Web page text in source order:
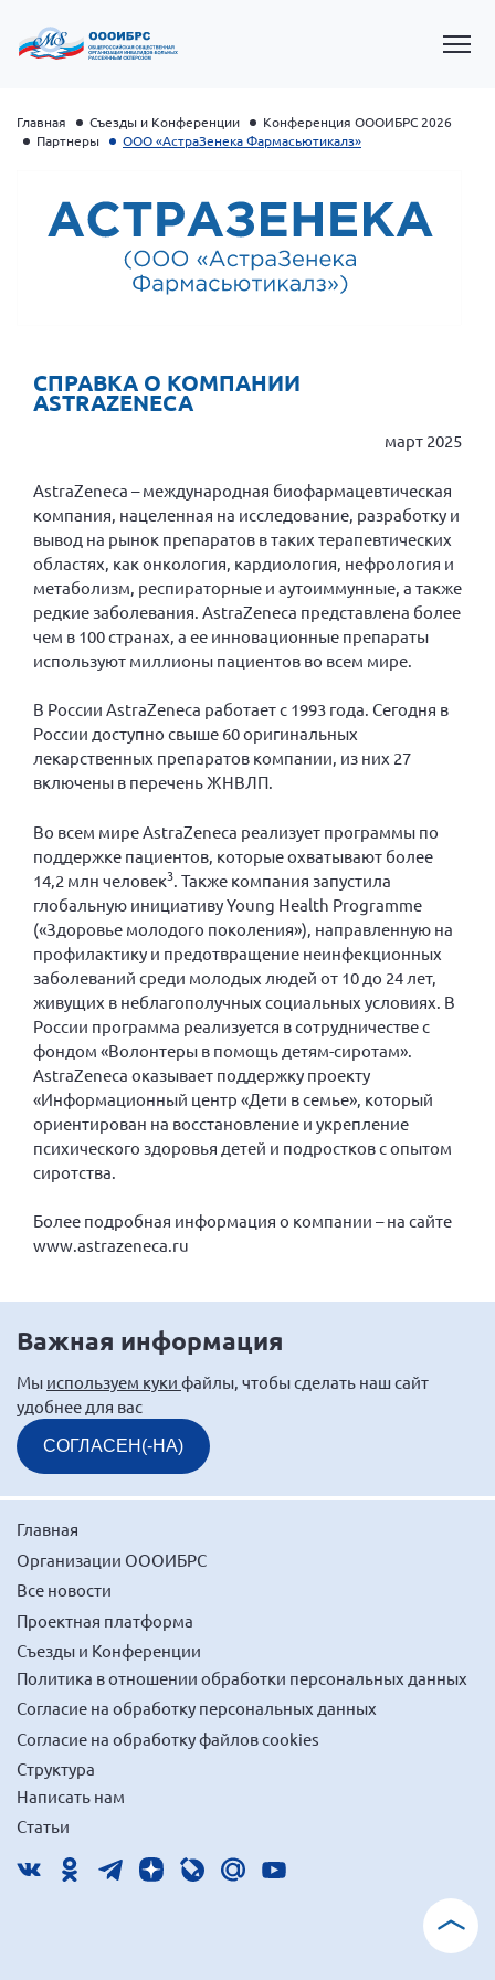
Первый вице-президент Кичигина Н. Ф.
Генеральный директор Матвиевская О.В.
Вице-президент Шишлянников Ф.В.
Информационная служба
Отдел международных отношений
Вице-президент Черненко Д.Е.
Вице-президент Валюх М.В.
Вице-президент Цикорин И.В.
Вице-президент Груба Л.В.
Главный бухгалтер Жаворонкова Г.М.
Конференция ОООИБРС 2026
Конференция ОООИБРС 2025
Экспертный совет ОООИБРС 2025
Конференция ОООИБРС 2024
Конференция ОООИБРС 2023
Конференция ОООИБРС 2022
Конференция ОООИБРС 2021
Конференция ВСЭ 2021
Конференция ОООИБРС 2020
Документы съездов
Первый съезд
Второй съезд
Третий съезд
Шестой съезд
склерозом»
Методическая литература для НКО
Публичные отчеты
Исследования, аналитика, мнения
Всероссийская онлайн конференция
"Рассеянный склероз. XX лет работы
ОООИБРС" (25-29.08.2020)
Всероссийская конференция-тренинг
"Рассеянный склероз: новые реалии" (26-
29.05.2022)
Главная Съезды и Конференции
Конференция ОООИБРС 2026
Партнеры
ООО «АстраЗенека Фармасьютикалз»
СПРАВКА О КОМПАНИИ
ASTRAZENECA
март 2025
AstraZeneca – международная биофармацевтическая
компания, нацеленная на исследование, разработку и
вывод на рынок препаратов в таких терапевтических
областях, как онкология, кардиология, нефрология и
метаболизм, респираторные и аутоиммунные, а также
редкие заболевания. AstraZeneca представлена более
чем в 100 странах, а ее инновационные препараты
используют миллионы пациентов во всем мире.
В России AstraZeneca работает с 1993 года. Сегодня в
России доступно свыше 60 оригинальных
лекарственных препаратов компании, из них 27
включены в перечень ЖНВЛП.
Во всем мире AstraZeneca реализует программы по
поддержке пациентов, которые охватывают более
14,2 млн человек3 . Также компания запустила
глобальную инициативу Young Health Programme
(«Здоровье молодого поколения»), направленную на
профилактику и предотвращение неинфекционных
заболеваний среди молодых людей от 10 до 24 лет,
живущих в неблагополучных социальных условиях. В
России программа реализуется в сотрудничестве с
фондом «Волонтеры в помощь детям-сиротам».
AstraZeneca оказывает поддержку проекту
«Информационный центр «Дети в семье», который
ориентирован на восстановление и укрепление
психического здоровья детей и подростков с опытом
сиротства.
Более подробная информация о компании – на сайте
www.astrazeneca.ru
Важная информация
Мы используем куки файлы, чтобы сделать наш сайт
удобнее для вас
СОГЛАСЕН(-НА)
Главная
Организации ОООИБРС
Все новости
Проектная платформа
Съезды и Конференции
Политика в отношении обработки персональных данных
Согласие на обработку персональных данных
Согласие на обработку файлов cookies
Структура
Написать нам
Статьи